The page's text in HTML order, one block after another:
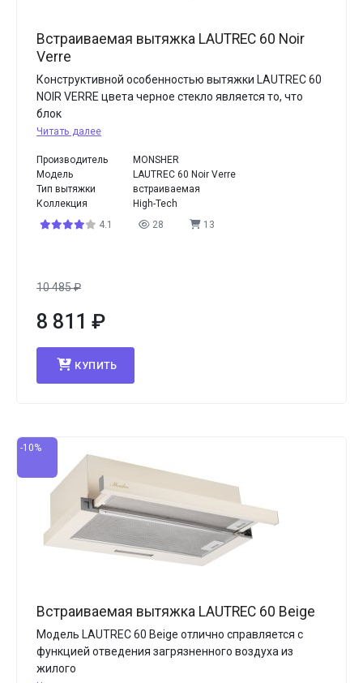
Встраиваемая вытяжка LAUTREC 60 Noir
Verre
Конструктивной особенностью вытяжки LAUTREC 60
NOIR VERRE цвета черное стекло является то, что
блок
Читать далее
Производитель
MONSHER
Модель
LAUTREC 60 Noir Verre
Тип вытяжки
встраиваемая
Коллекция
High-Tech
4.1
28 13
10 485₽
8 811 ₽
КУПИТЬ
-10%
Встраиваемая вытяжка LAUTREC 60 Beige
Модель LAUTREC 60 Beige отлично справляется с
функцией отведения загрязненного воздуха из
жилого